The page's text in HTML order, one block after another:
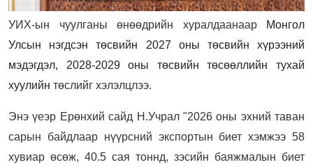
УИХ-ын чуулганы өнөөдрийн хуралдаанаар
Монгол
Улсын нэгдсэн төсвийн 2027 оны төсвийн хүрээний
мэдэгдэл, 2028-2029 оны төсвийн төсөөллийн тухай
хуулийн төслийг хэлэлцлээ.
Энэ үеэр Ерөнхий сайд Н.Учрал "2026 оны эхний таван
сарын байдлаар нүүрсний экспортын биет хэмжээ 58
хувиар өсөж, 40.5 сая тоннд, зэсийн баяжмалын биет